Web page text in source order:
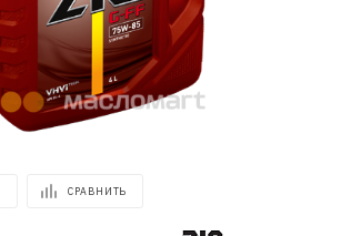
СРАВНИТЬ